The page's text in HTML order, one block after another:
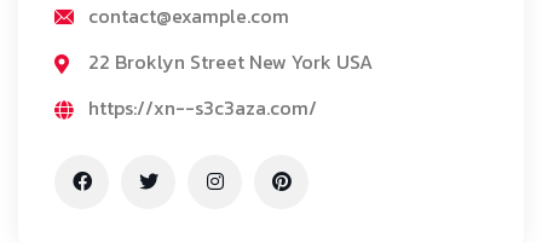
contact@example.com
22 Broklyn Street New York USA
https://xn--s3c3aza.com/